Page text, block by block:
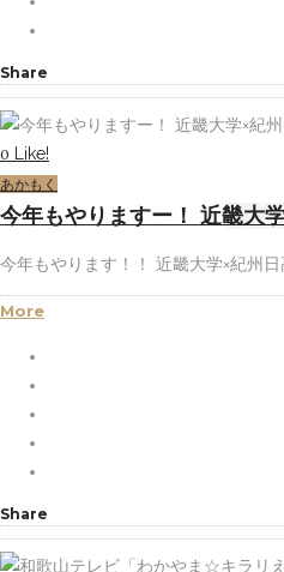
Share
0 Like!
あかもく
今年もやりますー！ 近畿大
今年もやります！！ 近畿大学×紀州
More
Share